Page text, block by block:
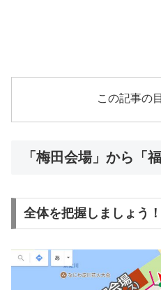
この記事の
「梅田会場」から「
全体を把握しましょう！